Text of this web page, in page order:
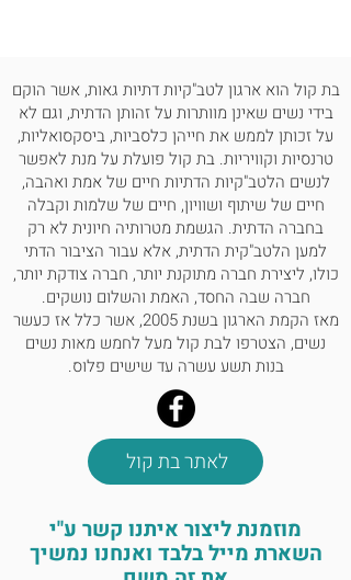
בת קול הוא ארגון לטב"קיות דתיות גאות, אשר הוקם
בידי נשים שאינן מוותרות על זהותן הדתית, וגם לא
על זכותן לממש את חייהן כלסביות, ביסקסואליות,
טרנסיות וקוויריות. בת קול פועלת על מנת לאפשר
לנשים הלטב"קיות הדתיות חיים של אמת ואהבה,
חיים של שיתוף ושוויון, חיים של שלמות וקבלה
בחברה הדתית. הגשמת מטרותיה חיונית לא רק
למען הלטב"קית הדתית, אלא עבור הציבור הדתי
כולו, ליצירת חברה מתוקנת יותר, חברה צודקת יותר,
חברה שבה החסד, האמת והשלום נושקים.
מאז הקמת הארגון בשנת 2005, אשר כלל אז כעשר
נשים, הצטרפו לבת קול מעל לחמש מאות נשים
בנות תשע עשרה עד שישים פלוס.
לאתר בת קול
מוזמנת ליצור איתנו קשר ע"י
השארת מייל בלבד ואנחנו נמשיך